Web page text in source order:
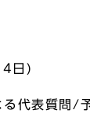
4日)
質問/予